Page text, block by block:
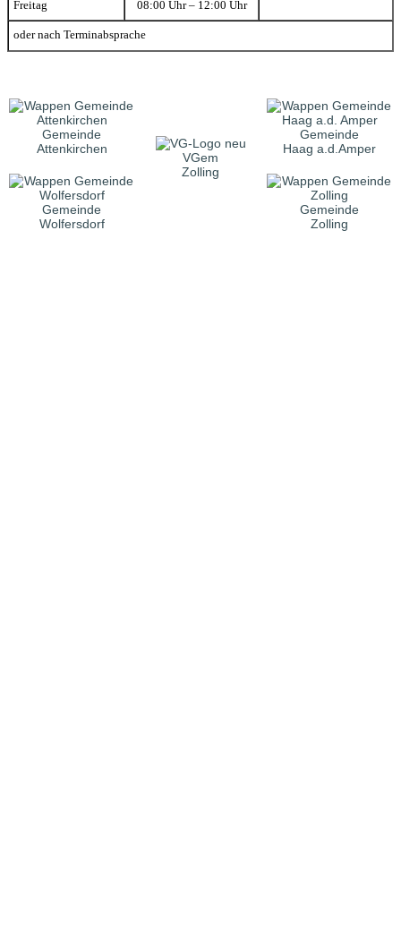
Freitag 08:00 Uhr – 12:00 Uhr
oder nach Terminabsprache
Gemeinde
Attenkirchen
VGem
Zolling
Gemeinde
Haag a.d.Amper
Gemeinde
Wolfersdorf
Gemeinde
Zolling